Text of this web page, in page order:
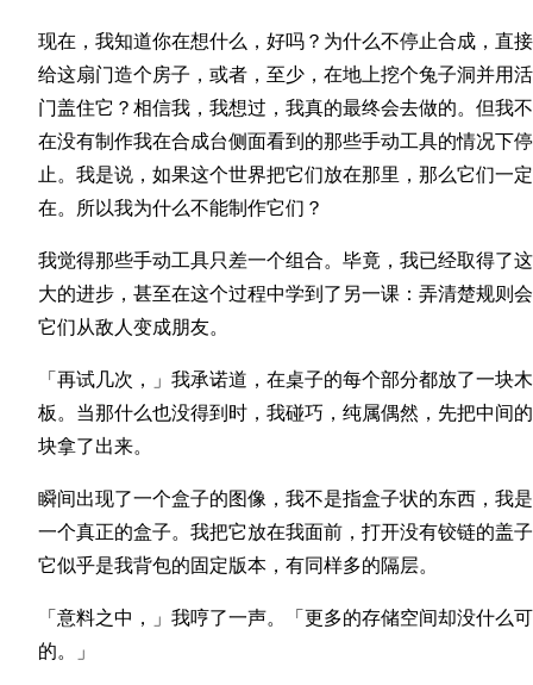
现在，我知道你在想什么，好吗？为什么不停止合成，直
给这扇门造个房子，或者，至少，在地上挖个兔子洞并用
门盖住它？相信我，我想过，我真的最终会去做的。但我
在没有制作我在合成台侧面看到的那些手动工具的情况下停
止。我是说，如果这个世界把它们放在那里，那么它们一
在。所以我为什么不能制作它们？
我觉得那些手动工具只差一个组合。毕竟，我已经取得了
大的进步，甚至在这个过程中学到了另一课：弄清楚规则
它们从敌人变成朋友。
「再试几次，」我承诺道，在桌子的每个部分都放了一块木
板。当那什么也没得到时，我碰巧，纯属偶然，先把中间
块拿了出来。
瞬间出现了一个盒子的图像，我不是指盒子状的东西，我
一个真正的盒子。我把它放在我面前，打开没有铰链的盖
它似乎是我背包的固定版本，有同样多的隔层。
「意料之中，」我哼了一声。「更多的存储空间却没什么
的。」